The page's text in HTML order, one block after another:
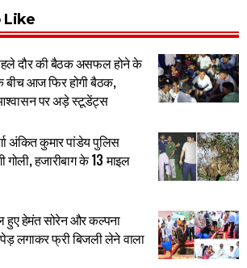
Like
दौर की बैठक असफल होने के
बीच आज फिर होगी बैठक,
पर अड़े स्टूडेंट्स
अंकित कुमार पांडेय पुलिस
हजारीबाग के 13 माइल
हुए हेमंत सोरेन और कल्पना
लगाकर फ्री बिजली लेने वाला